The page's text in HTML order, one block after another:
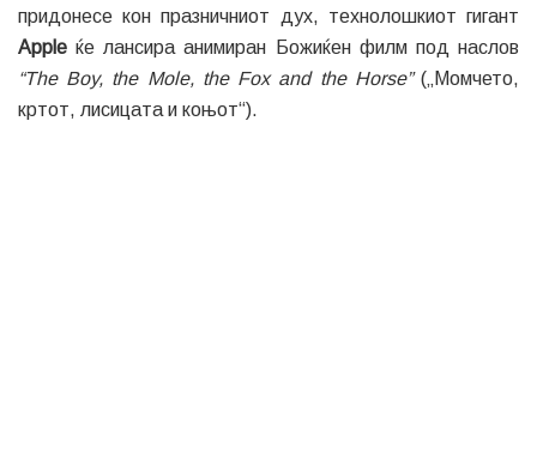
придонесе кон празничниот дух, технолошкиот гигант
Apple ќе лансира анимиран Божиќен филм под наслов
“The Boy, the Mole, the Fox and the Horse”(„Момчето,
кртот, лисицата и коњот“).